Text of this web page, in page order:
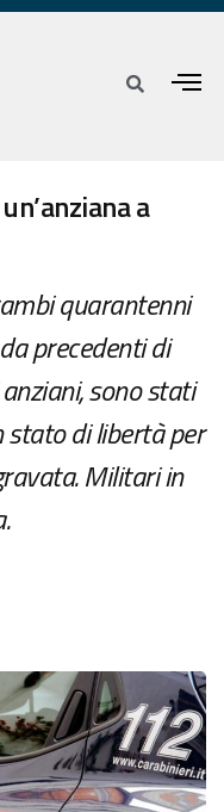
a
quarantenni
precedenti di
sono stati
stato di libertà per
Militari in